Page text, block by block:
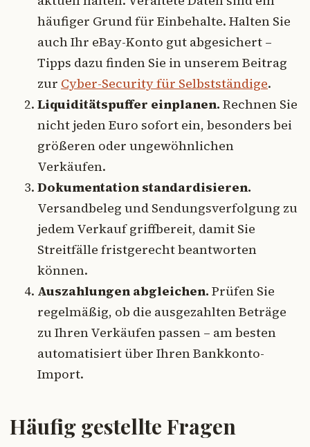
häufiger Grund für Einbehalte. Halten Sie
auch Ihr eBay-Konto gut abgesichert –
Tipps dazu finden Sie in unserem Beitrag
zur Cyber-Security für Selbstständige.
Liquiditätspuffer einplanen. Rechnen Sie
nicht jeden Euro sofort ein, besonders bei
größeren oder ungewöhnlichen
Verkäufen.
Dokumentation standardisieren.
Versandbeleg und Sendungsverfolgung zu
jedem Verkauf griffbereit, damit Sie
Streitfälle fristgerecht beantworten
können.
Auszahlungen abgleichen. Prüfen Sie
regelmäßig, ob die ausgezahlten Beträge
zu Ihren Verkäufen passen – am besten
automatisiert über Ihren Bankkonto-
Import.
Häufig gestellte Fragen